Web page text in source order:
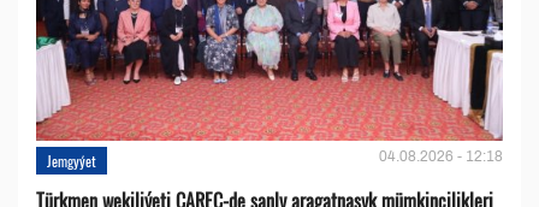
Jemgyýet 04.08.2026 - 12:18
Türkmen wekiliýeti CAREC-de sanly aragatnaşyk mümkinçilikleri